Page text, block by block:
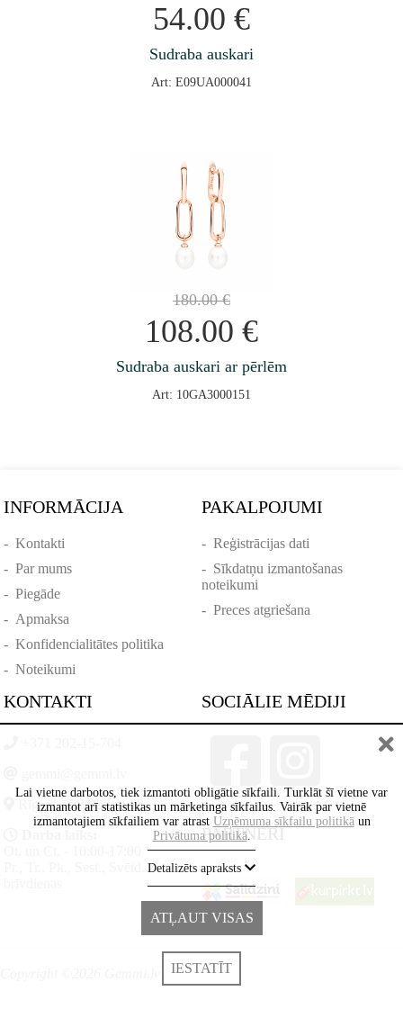
54.00 €
Sudraba auskari
Art: E09UA000041
180.00€
108.00 €
Sudraba auskari ar pērlēm
Art: 10GA3000151
INFORMĀCIJA
-Kontakti
-Par mums
-Piegāde
- Apmaksa
-Konfidencialitātes politika
-Noteikumi
PAKALPOJUMI
- Reģistrācijas dati
- Sīkdatņu izmantošanas
noteikumi
- Preces atgriešana
KONTAKTI
Rīga, Lāčplēšā iela 88
Pr., Tr., Pk., Sest., Svētd. -
SOCIĀLIE MĒDIJI
PARTNERI
Lai vietne darbotos, tiek izmantoti obligātie sīkfaili. Turklāt šī vietne var
izmantot arī statistikas un mārketinga sīkfailus. Vairāk par vietnē
izmantotajiem sīkfailiem var atrast Uzņēmuma sīkfailu politikāun
Privātuma politikā.
Detalizēts apraksts
ATĻAUT VISAS
IESTATĪT